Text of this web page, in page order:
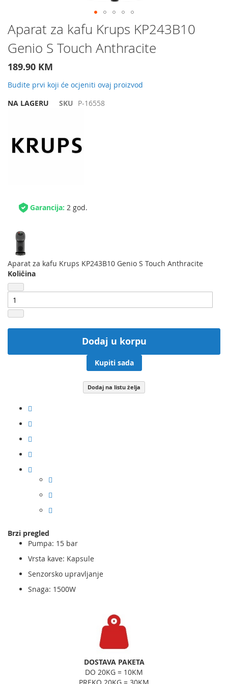
Preskočite
na
početak
galerije
slika
Aparat za kafu Krups KP243B10
Genio S Touch Anthracite
189.90 KM
Budite prvi koji će ocjeniti ovaj proizvod
NA LAGERU
SKU P-16558
Garancija: 2 god.
Aparat za kafu Krups KP243B10 Genio S Touch Anthracite
Količina
Dodaj u korpu
Kupiti sada
Dodaj na listu želja
Brzi pregled
Pumpa: 15 bar
Vrsta kave: Kapsule
Senzorsko upravljanje
Snaga: 1500W
DOSTAVA PAKETA
DO 20KG = 10KM